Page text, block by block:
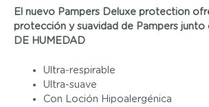
El nuevo Pampers Deluxe protection
protección y suavidad de Pampers junto
DE HUMEDAD
Ultra-respirable
Ultra-suave
Con Loción Hipoalergénica